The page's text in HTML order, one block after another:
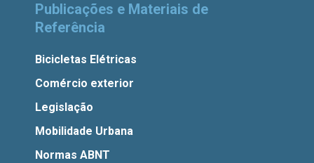
Publicações e Materiais de
Referência
Bicicletas Elétricas
Comércio exterior
Legislação
Mobilidade Urbana
Normas ABNT